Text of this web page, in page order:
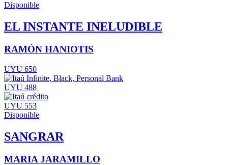
Disponible
EL INSTANTE INELUDIBLE
RAMÓN HANIOTIS
UYU 650
UYU 488
UYU 553
Disponible
SANGRAR
MARIA JARAMILLO